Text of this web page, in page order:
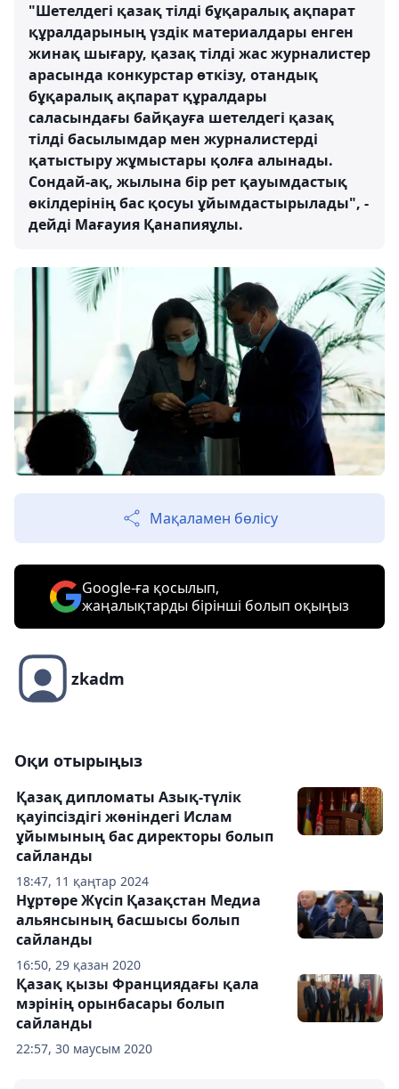
"Шетелдегі қазақ тілді бұқаралық ақпарат
құралдарының үздік материалдары енген
жинақ шығару, қазақ тілді жас журналистер
арасында конкурстар өткізу, отандық
бұқаралық ақпарат құралдары
саласындағы байқауға шетелдегі қазақ
тілді басылымдар мен журналистерді
қатыстыру жұмыстары қолға алынады.
Сондай-ақ, жылына бір рет қауымдастық
өкілдерінің бас қосуы ұйымдастырылады", -
дейді Мағауия Қанапияұлы.
Мақаламен бөлісу
Google-ға қосылып,
жаңалықтарды бірінші болып оқыңыз
zkadm
Оқи отырыңыз
18:47, 11 қаңтар 2024
Қазақ дипломаты Азық-түлік
қауіпсіздігі жөніндегі Ислам
ұйымының бас директоры болып
сайланды
16:50, 29 қазан 2020
Нұртөре Жүсіп Қазақстан Медиа
альянсының басшысы болып
сайланды
22:57, 30 маусым 2020
Қазақ қызы Франциядағы қала
мэрінің орынбасары болып
сайланды